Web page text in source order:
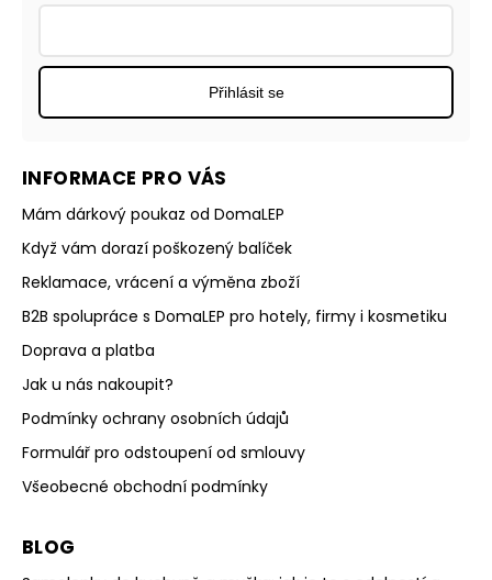
INFORMACE PRO VÁS
Mám dárkový poukaz od DomaLEP
Když vám dorazí poškozený balíček
Reklamace, vrácení a výměna zboží
B2B spolupráce s DomaLEP pro hotely, firmy i kosmetiku
Doprava a platba
Jak u nás nakoupit?
Podmínky ochrany osobních údajů
Formulář pro odstoupení od smlouvy
Všeobecné obchodní podmínky
BLOG
Přihlásit se